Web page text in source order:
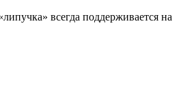
всегда поддерживается на